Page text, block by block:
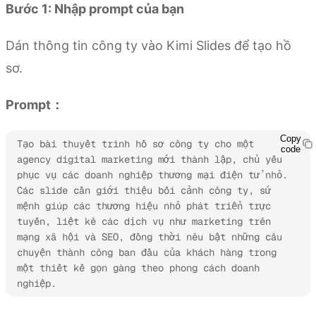
Bước 1: Nhập prompt của bạn
Dán thông tin công ty vào Kimi Slides để tạo hồ
sơ.
Prompt：
Tạo bài thuyết trình hồ sơ công ty cho một
agency digital marketing mới thành lập, chủ yếu
phục vụ các doanh nghiệp thương mại điện tử nhỏ.
Các slide cần giới thiệu bối cảnh công ty, sứ
mệnh giúp các thương hiệu nhỏ phát triển trực
tuyến, liệt kê các dịch vụ như marketing trên
mạng xã hội và SEO, đồng thời nêu bật những câu
chuyện thành công ban đầu của khách hàng trong
một thiết kế gọn gàng theo phong cách doanh
nghiệp.
Copy
code